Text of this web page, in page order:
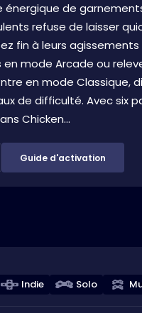
de
refuse de laisser
fin à leurs agissements
mode Arcade ou
en mode Classique,
de difficulté. Avec six
Chicken...
Guide d'activation
Indie Solo